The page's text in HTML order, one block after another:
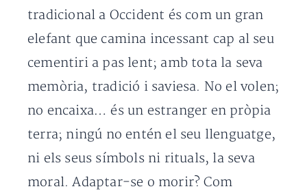
tradicional a Occident és com un gran
elefant que camina incessant cap al seu
cementiri a pas lent; amb tota la seva
memòria, tradició i saviesa. No el volen;
no encaixa… és un estranger en pròpia
terra; ningú no entén el seu llenguatge,
ni els seus símbols ni rituals, la seva
moral. Adaptar-se o morir? Com